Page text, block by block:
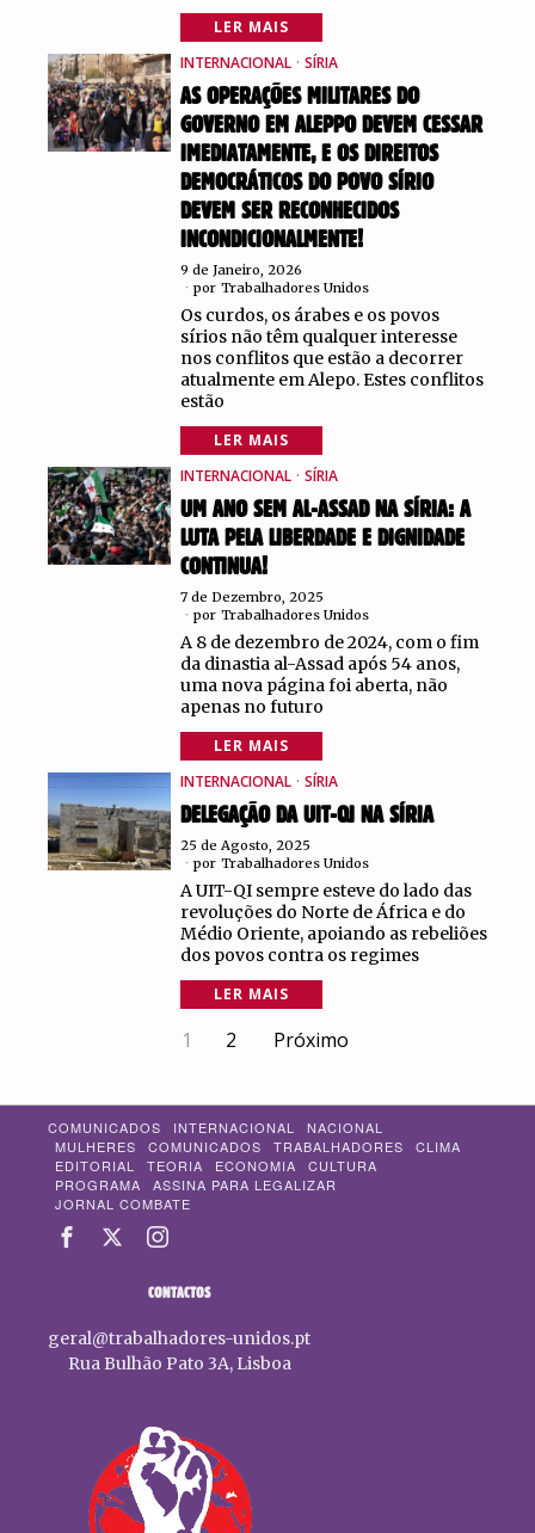
LER MAIS
INTERNACIONAL · SÍRIA
AS OPERAÇÕES MILITARES DO
GOVERNO EM ALEPPO DEVEM CESSAR
IMEDIATAMENTE, E OS DIREITOS
DEMOCRÁTICOS DO POVO SÍRIO
DEVEM SER RECONHECIDOS
INCONDICIONALMENTE!
9 de Janeiro, 2026
por Trabalhadores Unidos
Os curdos, os árabes e os povos
sírios não têm qualquer interesse
nos conflitos que estão a decorrer
atualmente em Alepo. Estes conflitos
estão
LER MAIS
INTERNACIONAL · SÍRIA
UM ANO SEM AL-ASSAD NA SÍRIA: A
LUTA PELA LIBERDADE E DIGNIDADE
CONTINUA!
7 de Dezembro, 2025
por Trabalhadores Unidos
A 8 de dezembro de 2024, com o fim
da dinastia al-Assad após 54 anos,
uma nova página foi aberta, não
apenas no futuro
LER MAIS
INTERNACIONAL · SÍRIA
DELEGAÇÃO DA UIT-QI NA SÍRIA
25 de Agosto, 2025
por Trabalhadores Unidos
A UIT-QI sempre esteve do lado das
revoluções do Norte de África e do
Médio Oriente, apoiando as rebeliões
dos povos contra os regimes
LER MAIS
1 2 Próximo
COMUNICADOS INTERNACIONAL
NACIONAL
MULHERES
COMUNICADOS TRABALHADORES
CLIMA
EDITORIAL
TEORIA ECONOMIA
CULTURA
PROGRAMA
ASSINA PARA LEGALIZAR
JORNAL COMBATE
CONTACTOS
geral@trabalhadores-unidos.pt
Rua Bulhão Pato 3A, Lisboa